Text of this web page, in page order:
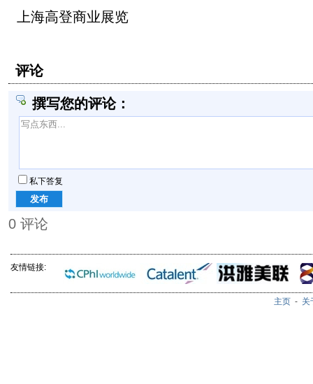
上海高登商业展览
评论
撰写您的评论：
私下答复
0 评论
友情链接:
主页 - 关